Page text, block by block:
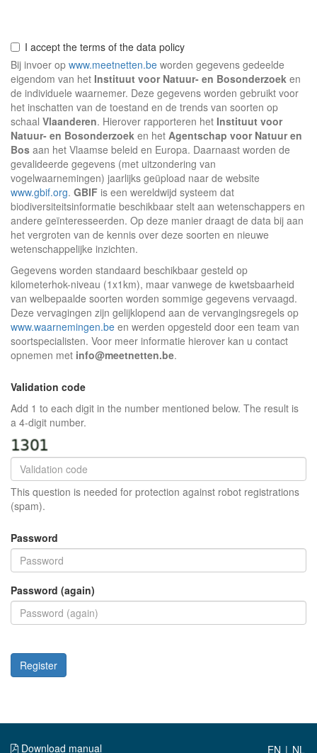
I accept the terms of the data policy
Bij invoer op www.meetnetten.be worden gegevens gedeelde
eigendom van het Instituut voor Natuur- en Bosonderzoek en
de individuele waarnemer. Deze gegevens worden gebruikt voor
het inschatten van de toestand en de trends van soorten op
schaal Vlaanderen. Hierover rapporteren het Instituut voor
Natuur- en Bosonderzoek en het Agentschap voor Natuur en
Bos aan het Vlaamse beleid en Europa. Daarnaast worden de
gevalideerde gegevens (met uitzondering van
vogelwaarnemingen) jaarlijks geüpload naar de website
www.gbif.org. GBIF is een wereldwijd systeem dat
biodiversiteitsinformatie beschikbaar stelt aan wetenschappers en
andere geïnteresseerden. Op deze manier draagt de data bij aan
het vergroten van de kennis over deze soorten en nieuwe
wetenschappelijke inzichten.
Gegevens worden standaard beschikbaar gesteld op
kilometerhok-niveau (1x1km), maar vanwege de kwetsbaarheid
van welbepaalde soorten worden sommige gegevens vervaagd.
Deze vervagingen zijn gelijklopend aan de vervangingsregels op
www.waarnemingen.be en werden opgesteld door een team van
soortspecialisten. Voor meer informatie hierover kan u contact
opnemen met info@meetnetten.be.
Validation code
Add 1 to each digit in the number mentioned below. The result is
a 4-digit number.
This question is needed for protection against robot registrations
(spam).
Password
Password (again)
Register
|
Download manual